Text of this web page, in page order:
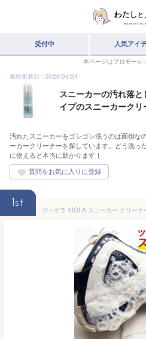
受付中 人気アイ
本ページはプロモーシ
最終更新日：2026/04/24
スニーカーの汚れ落
イプのスニーカーク
汚れたスニーカーをゴシゴシ洗うのは面倒な
ーカークリーナーを探しています。どう洗っ
に使えると本当に助かります！
1st